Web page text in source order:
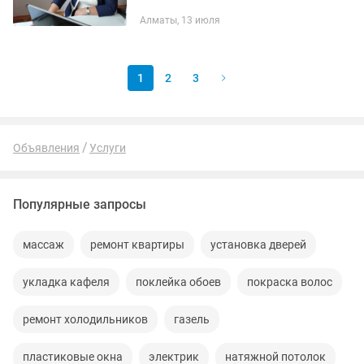
Юридическая компания СтопДолг
Алматы, 13 июля
1 2 3
Объявления Услуги
Популярные запросы
массаж ремонт квартиры установка дверей
укладка кафеля поклейка обоев покраска волос
ремонт холодильников газель
пластиковые окна электрик натяжной потолок